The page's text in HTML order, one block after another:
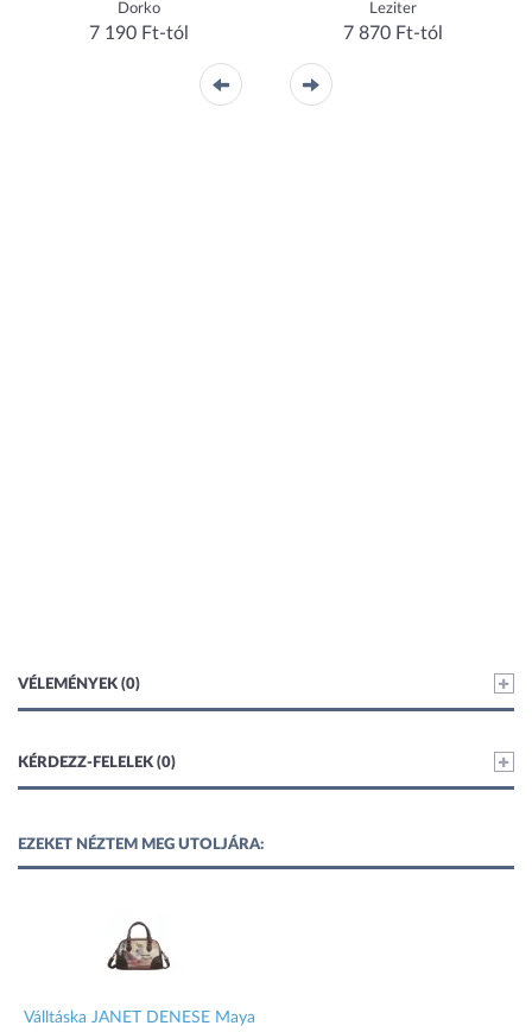
Dorko
7 190 Ft-tól
Leziter
7 870 Ft-tól
VÉLEMÉNYEK (0)
KÉRDEZZ-FELELEK (0)
EZEKET NÉZTEM MEG UTOLJÁRA:
Válltáska JANET DENESE Maya